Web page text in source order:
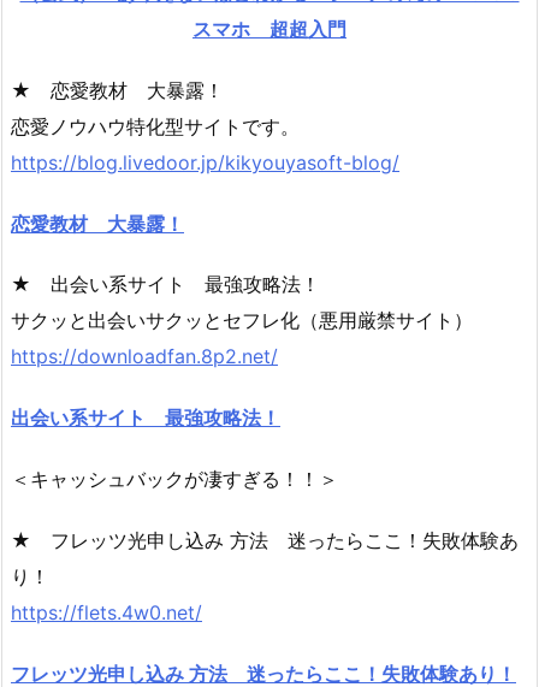
スマホ 超超入門
★ 恋愛教材 大暴露！
恋愛ノウハウ特化型サイトです。
https://blog.livedoor.jp/kikyouyasoft-blog/
恋愛教材 大暴露！
★ 出会い系サイト 最強攻略法！
サクッと出会いサクッとセフレ化（悪用厳禁サイト）
https://downloadfan.8p2.net/
出会い系サイト 最強攻略法！
＜キャッシュバックが凄すぎる！！＞
★ フレッツ光申し込み 方法 迷ったらここ！失敗体験あ
り！
https://flets.4w0.net/
フレッツ光申し込み 方法 迷ったらここ！失敗体験あり！